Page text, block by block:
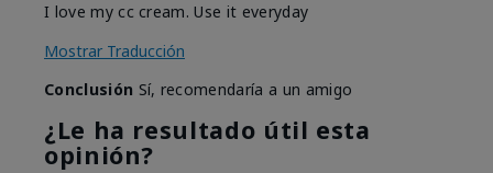
I love my cc cream. Use it everyday
Mostrar Traducción
Conclusión Sí, recomendaría a un amigo
¿Le ha resultado útil esta
opinión?